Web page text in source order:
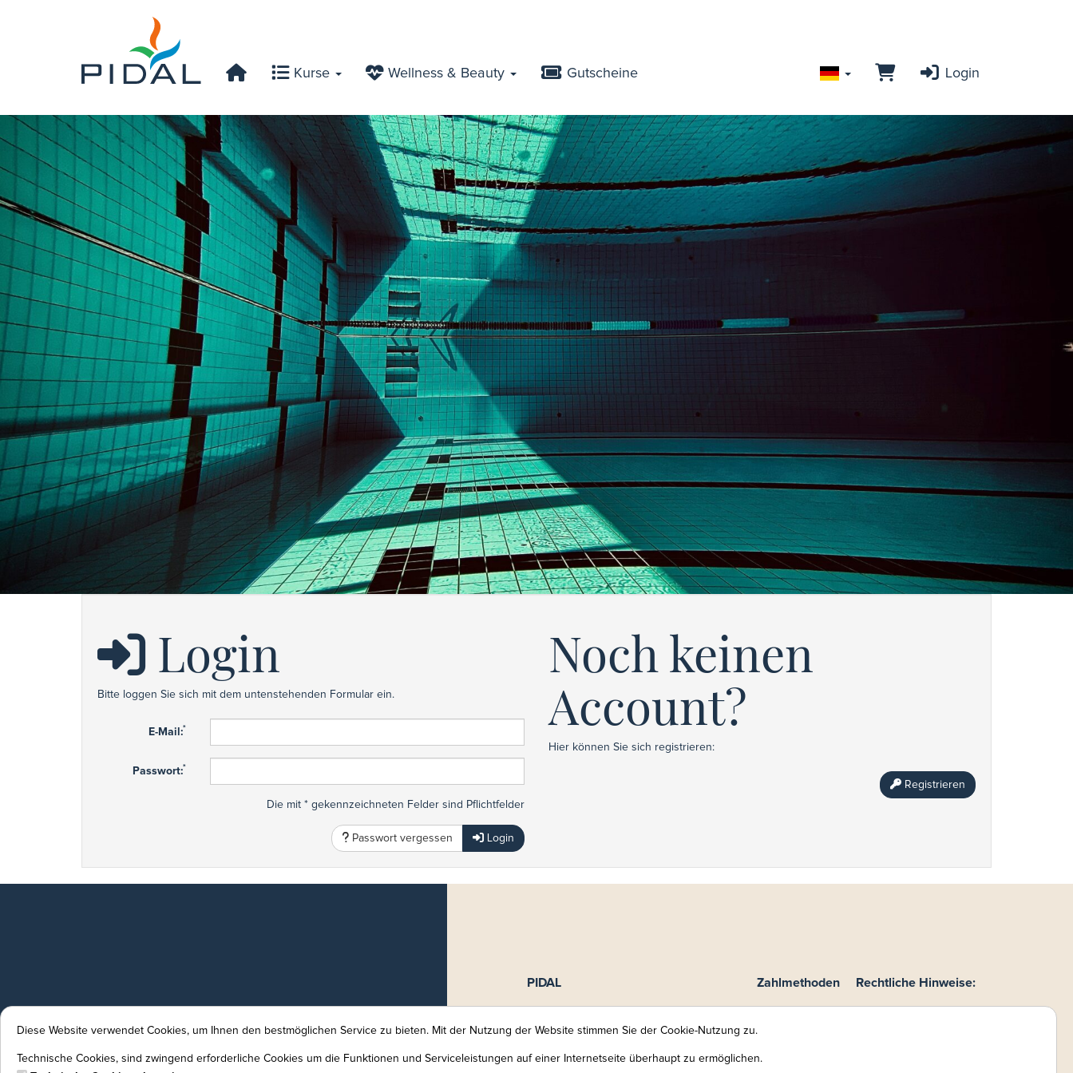
Kurse Wellness & Beauty Gutscheine Login
Login
Bitte loggen Sie sich mit dem untenstehenden Formular ein.
E-Mail:*
Passwort:*
Die mit * gekennzeichneten Felder sind Pflichtfelder
Passwort vergessen Login
Noch keinen
Account?
Hier können Sie sich registrieren:
Registrieren
PIDAL
Piscine intercommunale de l'Alzette
Walferdange - Steinsel - Lorentzweiler
L-7246 Helmsange
Zahlmethoden
Online-Zahlung
Rechtliche Hinweise:
Impressum
Diese Website verwendet Cookies, um Ihnen den bestmöglichen Service zu bieten. Mit der Nutzung der Website stimmen Sie der Cookie-Nutzung zu.
Technische Cookies, sind zwingend erforderliche Cookies um die Funktionen und Serviceleistungen auf einer Internetseite überhaupt zu ermöglichen.